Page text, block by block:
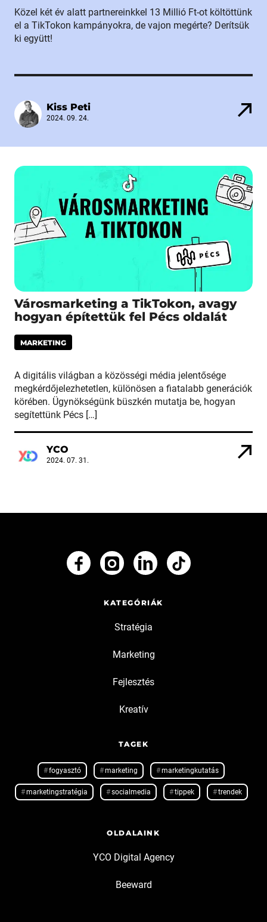
Közel két év alatt partnereinkkel 13 Millió Ft-ot költöttünk
el a TikTokon kampányokra, de vajon megérte? Derítsük
ki együtt!
Kiss Peti
2024. 09. 24.
Városmarketing a TikTokon, avagy
hogyan építettük fel Pécs oldalát
MARKETING
A digitális világban a közösségi média jelentősége
megkérdőjelezhetetlen, különösen a fiatalabb generációk
körében. Ügynökségünk büszkén mutatja be, hogyan
segítettünk Pécs […]
YCO
2024. 07. 31.
KATEGÓRIÁK
Stratégia
Marketing
Fejlesztés
Kreatív
TAGEK
fogyasztó marketing marketingkutatás
marketingstratégia socialmedia tippek trendek
OLDALAINK
YCO Digital Agency
Beeward